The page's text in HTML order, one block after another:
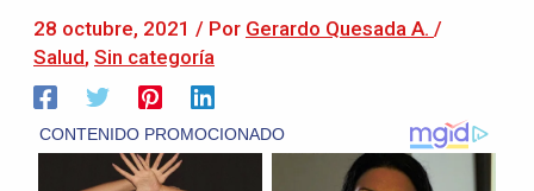
28 octubre, 2021 / Por Gerardo Quesada A. /
Salud, Sin categoría